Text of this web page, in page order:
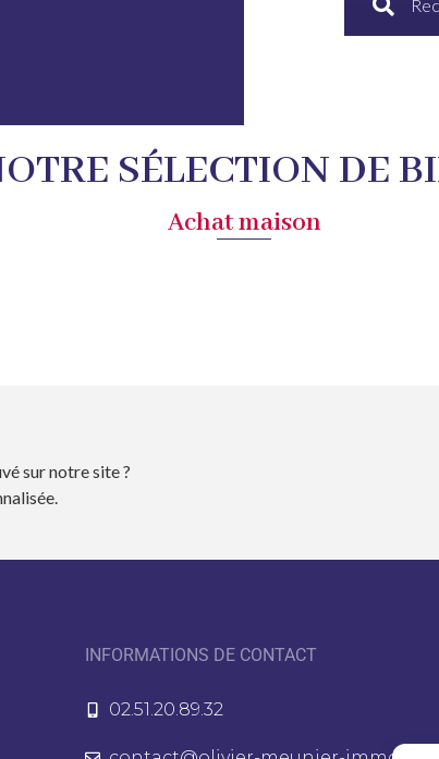
SÉLECTION DE
Achat maison
sur notre site ?
INFORMATIONS DE CONTACT
02.51.20.89.32